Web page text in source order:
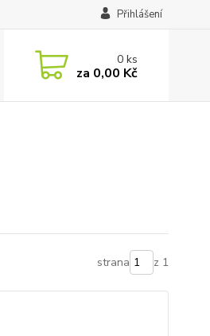
Přihlášení
0ks
za 0,00 Kč
strana z 1